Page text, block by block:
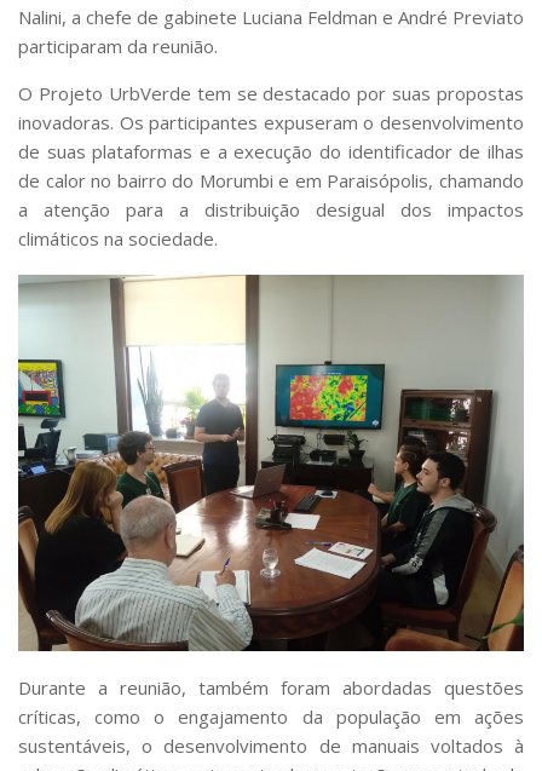
Nalini, a chefe de gabinete Luciana Feldman e André Previato
participaram da reunião.
O Projeto UrbVerde tem se destacado por suas propostas
inovadoras. Os participantes expuseram o desenvolvimento
de suas plataformas e a execução do identificador de ilhas
de calor no bairro do Morumbi e em Paraisópolis, chamando
a atenção para a distribuição desigual dos impactos
climáticos na sociedade.
Durante a reunião, também foram abordadas questões
críticas, como o engajamento da população em ações
sustentáveis, o desenvolvimento de manuais voltados à